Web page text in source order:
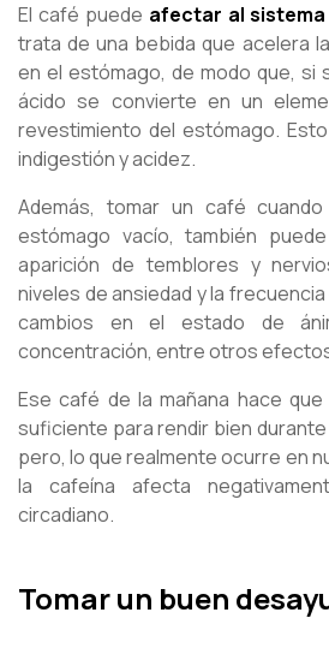
El café puede afectar al
trata de una bebida que acelera
en el estómago, de modo que, si
ácido se convierte en un
revestimiento del estómago.
indigestión y acidez.
Además, tomar un café
estómago vacío, también
aparición de temblores y
niveles de ansiedad y la
cambios en el estado de
concentración, entre otros
Ese café de la mañana hace
suficiente para rendir bien
pero, lo que realmente ocurre en
la cafeína afecta
circadiano.
Tomar un buen